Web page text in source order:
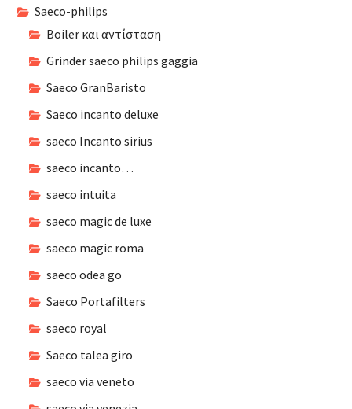
Saeco-philips
Boiler και αντίσταση
Grinder saeco philips gaggia
Saeco GranBaristo
Saeco incanto deluxe
saeco Incanto sirius
saeco incanto…
saeco intuita
saeco magic de luxe
saeco magic roma
saeco odea go
Saeco Portafilters
saeco royal
Saeco talea giro
saeco via veneto